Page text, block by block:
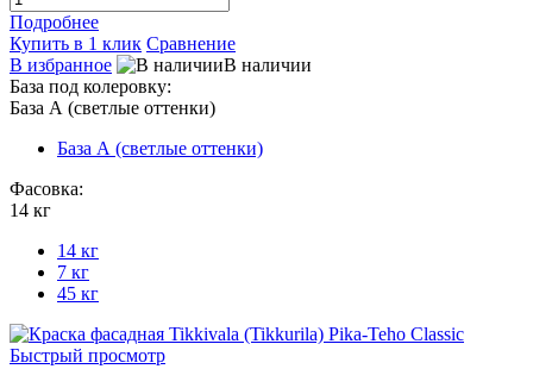
Подробнее
Купить в 1 клик Сравнение
В избранное
В наличии
База под колеровку:
База А (светлые оттенки)
База А (светлые оттенки)
Фасовка:
14 кг
14 кг
7 кг
45 кг
Быстрый просмотр